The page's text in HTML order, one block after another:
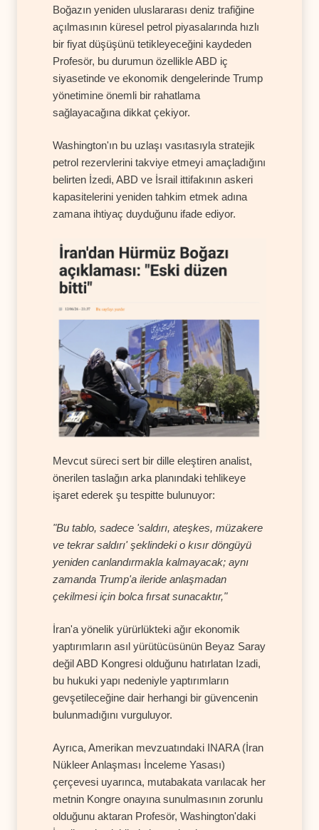
Boğazın yeniden uluslararası deniz trafiğine
açılmasının küresel petrol piyasalarında hızlı
bir fiyat düşüşünü tetikleyeceğini kaydeden
Profesör, bu durumun özellikle ABD iç
siyasetinde ve ekonomik dengelerinde Trump
yönetimine önemli bir rahatlama
sağlayacağına dikkat çekiyor.
Washington'ın bu uzlaşı vasıtasıyla stratejik
petrol rezervlerini takviye etmeyi amaçladığını
belirten İzedi, ABD ve İsrail ittifakının askeri
kapasitelerini yeniden tahkim etmek adına
zamana ihtiyaç duyduğunu ifade ediyor.
Mevcut süreci sert bir dille eleştiren analist,
önerilen taslağın arka planındaki tehlikeye
işaret ederek şu tespitte bulunuyor:
"Bu tablo, sadece 'saldırı, ateşkes, müzakere
ve tekrar saldırı' şeklindeki o kısır döngüyü
yeniden canlandırmakla kalmayacak; aynı
zamanda Trump'a ileride anlaşmadan
çekilmesi için bolca fırsat sunacaktır,"
İran'a yönelik yürürlükteki ağır ekonomik
yaptırımların asıl yürütücüsünün Beyaz Saray
değil ABD Kongresi olduğunu hatırlatan Izadi,
bu hukuki yapı nedeniyle yaptırımların
gevşetileceğine dair herhangi bir güvencenin
bulunmadığını vurguluyor.
Ayrıca, Amerikan mevzuatındaki INARA (İran
Nükleer Anlaşması İnceleme Yasası)
çerçevesi uyarınca, mutabakata varılacak her
metnin Kongre onayına sunulmasının zorunlu
olduğunu aktaran Profesör, Washington'daki